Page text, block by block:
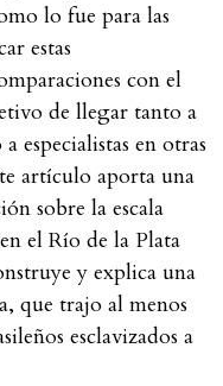
lo fue para las
estas
con el
de llegar tanto a
especialistas en otras
artículo aporta una
sobre la escala
el Río de la Plata
y explica una
que trajo al menos
esclavizados a